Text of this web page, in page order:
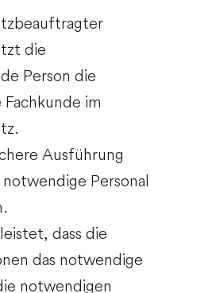
die
Person die
im
Ausführung
Personal
dass die
das notwendige
notwendigen